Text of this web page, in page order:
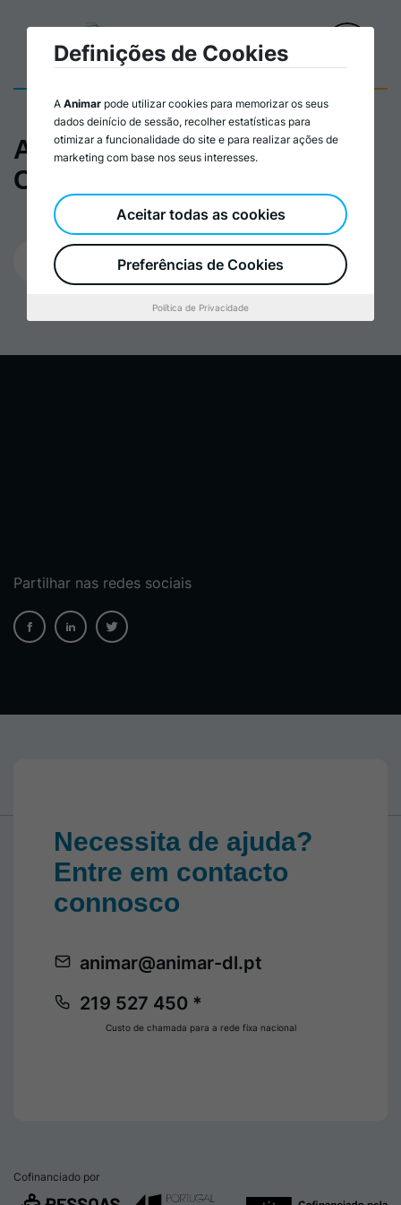
A Lei Basilar das
Cooperativas | CASES
27/06/2025
Partilhar nas redes sociais
Necessita de ajuda?
Entre em contacto
connosco
219 527 450 *
animar@animar-dl.pt
Custo de chamada para a rede fixa nacional
Cofinanciado por
Definições de Cookies
A Animar pode utilizar cookies para memorizar os seus
dados deinício de sessão, recolher estatísticas para
otimizar a funcionalidade do site e para realizar ações de
marketing com base nos seus interesses.
Preferências de Cookies
Aceitar todas as cookies
Política de Privacidade